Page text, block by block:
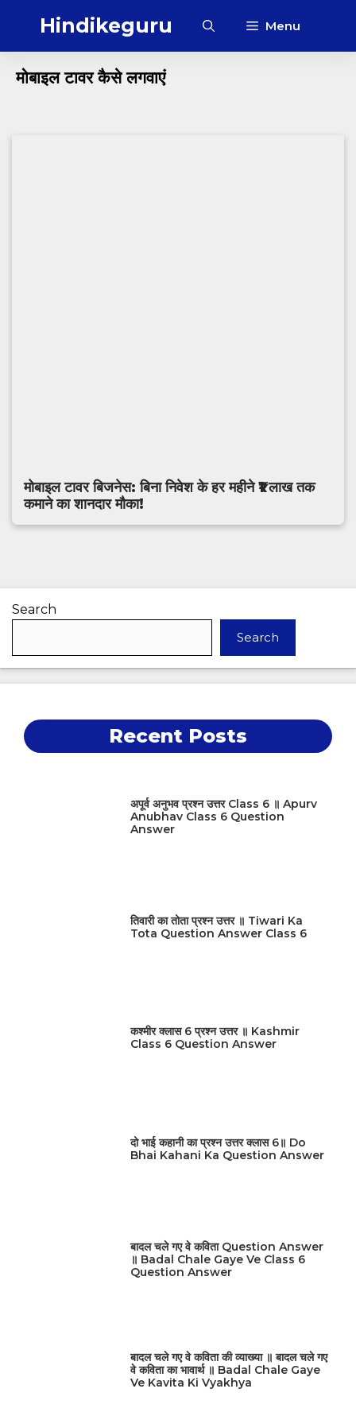
Hindikeguru Menu
‎मोबाइल टावर कैसे लगवाएं
मोबाइल टावर बिजनेस: बिना निवेश के हर महीने ₹1 लाख तक
कमाने का शानदार मौका!
Search
Search
Recent Posts
अपूर्व अनुभव प्रश्न उत्तर Class 6 ॥ Apurv
Anubhav Class 6 Question
Answer
तिवारी का तोता प्रश्न उत्तर ॥ Tiwari Ka
Tota Question Answer Class 6
कश्मीर क्लास 6 प्रश्न उत्तर ॥ Kashmir
Class 6 Question Answer
दो भाई कहानी का प्रश्न उत्तर क्लास 6॥ Do
Bhai Kahani Ka Question Answer
बादल चले गए वे कविता Question Answer
॥ Badal Chale Gaye Ve Class 6
Question Answer
बादल चले गए वे कविता की व्याख्या ॥ बादल चले गए
वे कविता का भावार्थ ॥ Badal Chale Gaye
Ve Kavita Ki Vyakhya